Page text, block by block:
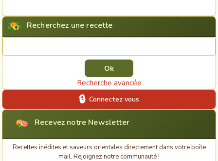
Recherchez une recette
Recherche avancée
Connectez vous
Recevez notre Newsletter
Recettes inédites et saveurs orientales directement dans votre boîte
mail. Rejoignez notre communauté !